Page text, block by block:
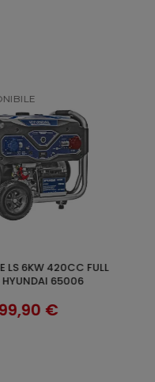
AL CARRELLO
HYUNDAI 65011
€